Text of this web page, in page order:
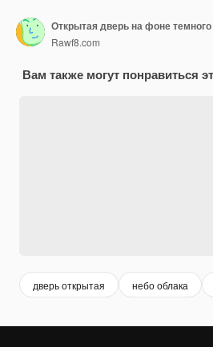
Rawf8.com
Вам также могут понравиться
дверь открытая небо облака